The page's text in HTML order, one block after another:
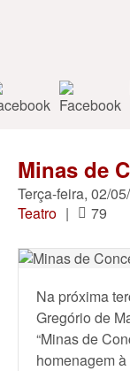
Minas de
Terça-feira, 02/
Teatro | 79
Na próxima
Gregório de
“Minas de
homenagem